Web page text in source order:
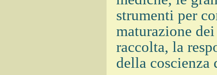
strumenti per
maturazione
raccolta, la
della coscienza